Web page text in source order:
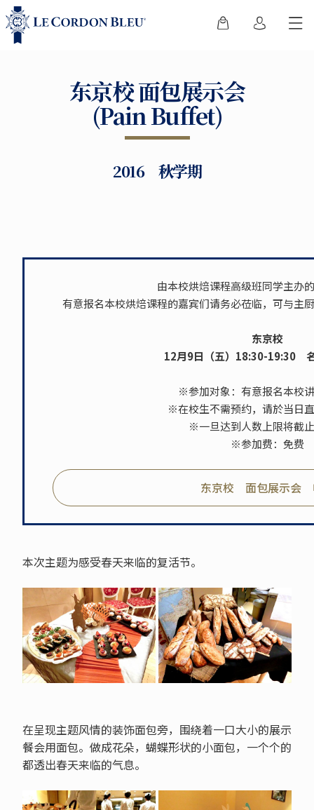
东京校 面包展示会
(Pain Buffet)
2016 秋学期
由本校烘焙课程高级班同学主办
有意报名本校烘焙课程的嘉宾们请务必莅临，可与主
东京校
12月9日（五）18:30-19:30
※参加对象：有意报名本校
※在校生不需预约，请於当日
※一旦达到人数上限将截
※参加费：免费
东京校 面包展示会
本次主题为感受春天来临的复活节。
在呈现主题风情的装饰面包旁，围绕着一口大小的展示
餐会用面包。做成花朵，蝴蝶形状的小面包，一个个的
都透出春天来临的气息。